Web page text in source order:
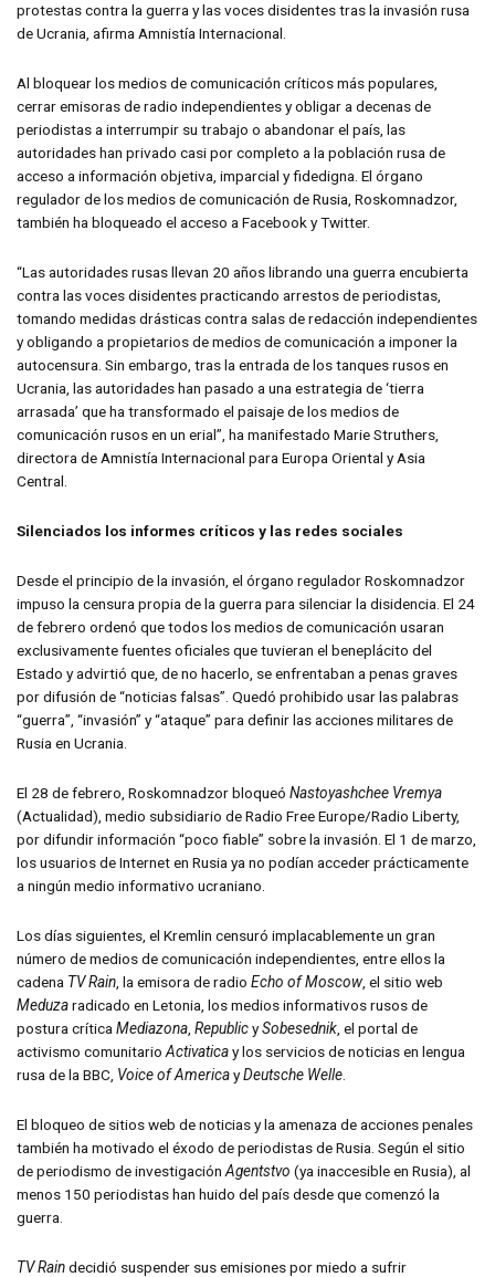
protestas contra la guerra y las voces disidentes tras la invasión rusa
de Ucrania, afirma Amnistía Internacional.
Al bloquear los medios de comunicación críticos más populares,
cerrar emisoras de radio independientes y obligar a decenas de
periodistas a interrumpir su trabajo o abandonar el país, las
autoridades han privado casi por completo a la población rusa de
acceso a información objetiva, imparcial y fidedigna. El órgano
regulador de los medios de comunicación de Rusia, Roskomnadzor,
también ha bloqueado el acceso a Facebook y Twitter.
“Las autoridades rusas llevan 20 años librando una guerra encubierta
contra las voces disidentes practicando arrestos de periodistas,
tomando medidas drásticas contra salas de redacción independientes
y obligando a propietarios de medios de comunicación a imponer la
autocensura. Sin embargo, tras la entrada de los tanques rusos en
Ucrania, las autoridades han pasado a una estrategia de ‘tierra
arrasada’ que ha transformado el paisaje de los medios de
comunicación rusos en un erial”, ha manifestado Marie Struthers,
directora de Amnistía Internacional para Europa Oriental y Asia
Central.
Silenciados los informes críticos y las redes sociales
Desde el principio de la invasión, el órgano regulador Roskomnadzor
impuso la censura propia de la guerra para silenciar la disidencia. El 24
de febrero ordenó que todos los medios de comunicación usaran
exclusivamente fuentes oficiales que tuvieran el beneplácito del
Estado y advirtió que, de no hacerlo, se enfrentaban a penas graves
por difusión de “noticias falsas”. Quedó prohibido usar las palabras
“guerra”, “invasión” y “ataque” para definir las acciones militares de
Rusia en Ucrania.
El 28 de febrero, Roskomnadzor bloqueó Nastoyashchee Vremya
(Actualidad), medio subsidiario de Radio Free Europe/Radio Liberty,
por difundir información “poco fiable” sobre la invasión. El 1 de marzo,
los usuarios de Internet en Rusia ya no podían acceder prácticamente
a ningún medio informativo ucraniano.
Los días siguientes, el Kremlin censuró implacablemente un gran
número de medios de comunicación independientes, entre ellos la
cadena TV Rain , la emisora de radio Echo of Moscow , el sitio web
Meduzaradicado en Letonia, los medios informativos rusos de
postura crítica Mediazona RepublicySobesednik , el portal de
activismo comunitario Activaticay los servicios de noticias en lengua
rusa de la BBC, Voice of AmericayDeutsche Welle
El bloqueo de sitios web de noticias y la amenaza de acciones penales
también ha motivado el éxodo de periodistas de Rusia. Según el sitio
de periodismo de investigación Agentstvo (ya inaccesible en Rusia), al
menos 150 periodistas han huido del país desde que comenzó la
guerra.
TV Raindecidió suspender sus emisiones por miedo a sufrir